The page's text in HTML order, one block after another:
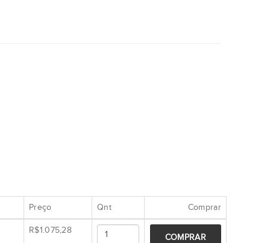
Preço Qnt Comprar
R$1.075,28
COMPRAR